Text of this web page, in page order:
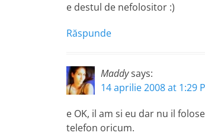
e destul de nefolositor :)
Răspunde
Maddysays:
14 aprilie 2008 at 1:29
e OK, il am si eu dar nu il
telefon oricum.